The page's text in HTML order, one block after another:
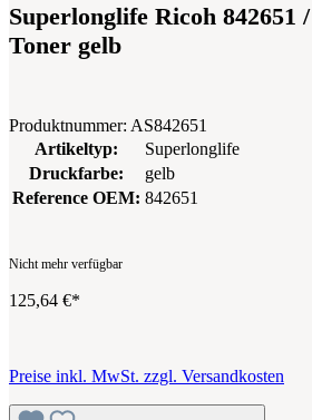
Superlonglife Ricoh 842651
Toner gelb
Produktnummer: AS842651
Artikeltyp:
Superlonglife
Druckfarbe:
gelb
Reference OEM: 842651
Nicht mehr verfügbar
125,64 €*
Preise inkl. MwSt. zzgl. Versandkosten